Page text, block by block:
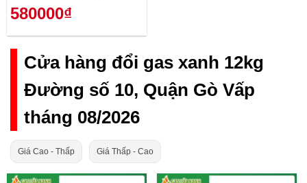
580000₫
Cửa hàng đổi gas xanh 12kg
Đường số 10, Quận Gò Vấp
tháng 08/2026
Giá Cao - Thấp Giá Thấp - Cao